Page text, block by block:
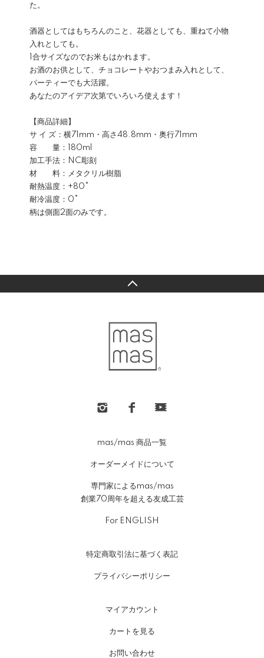
た。
酒器としてはもちろんのこと、花器としても、重ねて小物
入れとしても。
1合サイズなのでお米もはかれます。
お酒のお供として、チョコレートやおつまみ入れとして、
パーティーでも大活躍。
あなたのアイデア次第でいろいろ使えます！
【商品詳細】
サ イ ズ：横71mm・高さ48.8mm・奥行71mm
容 量：180ml
加工手法：NC彫刻
材 料：メタクリル樹脂
耐熱温度：+80°
耐冷温度：0°
柄は側面2面のみです。
mas/mas 商品一覧
オーダーメイドについて
専門家によるmas/mas
創業70周年を超える友成工芸
For ENGLISH
特定商取引法に基づく表記
プライバシーポリシー
マイアカウント
カートを見る
お問い合わせ